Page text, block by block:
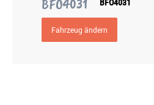
BFO4031
BFO4031
Fahrzeug ändern